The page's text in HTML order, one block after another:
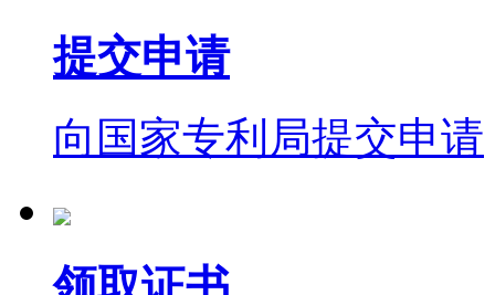
提交申请
向国家专利局提交申请